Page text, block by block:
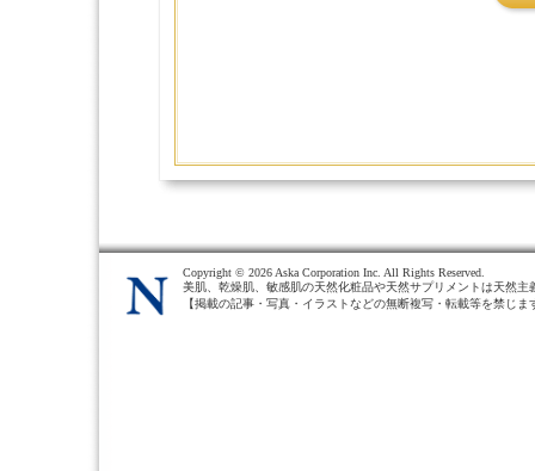
Copyright © 2026 Aska Corporation Inc. All Rights Reserved.
美肌、乾燥肌、敏感肌の天然化粧品や天然サプリメントは天然主
【掲載の記事・写真・イラストなどの無断複写・転載等を禁じま